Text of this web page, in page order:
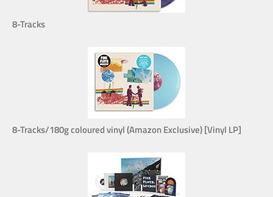
8-Tracks
8-Tracks/180g coloured vinyl (Amazon Exclusive) [Vinyl LP]